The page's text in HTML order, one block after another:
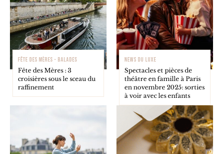
FÊTE DES MÈRES - BALADES
Fête des Mères : 3
croisières sous le sceau du
raffinement
NEWS DU LUXE
Spectacles et pièces de
théâtre en famille à Paris
en novembre 2025: sorties
à voir avec les enfants